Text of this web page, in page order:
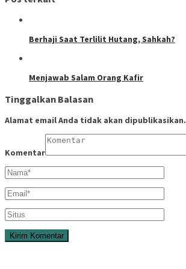
Berhaji Saat Terlilit Hutang, Sahkah?
Menjawab Salam Orang Kafir
Tinggalkan Balasan
Alamat email Anda tidak akan dipublikasikan.
Komentar